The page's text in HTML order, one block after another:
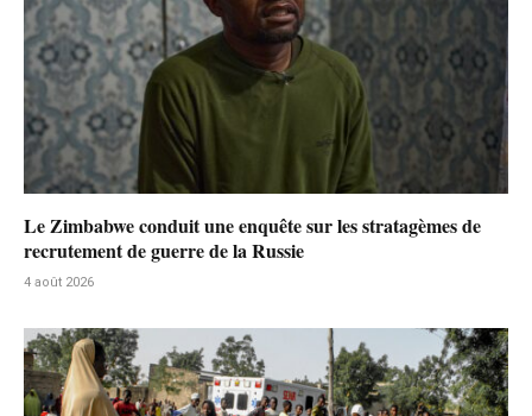
Le Zimbabwe conduit une enquête sur les stratagèmes de
recrutement de guerre de la Russie
4 août 2026